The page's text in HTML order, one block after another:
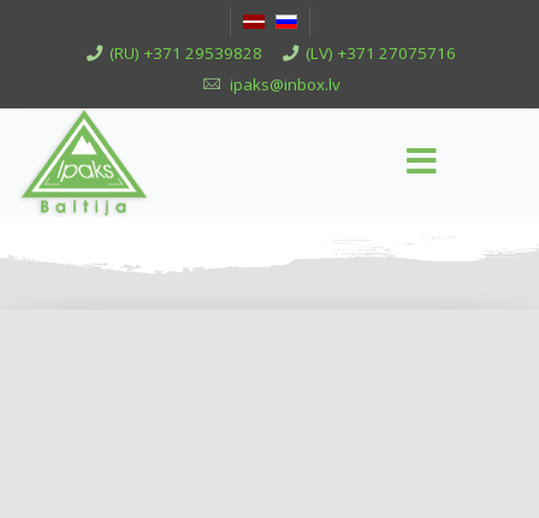
(RU) +371 29539828
(LV) +371 27075716
ipaks@inbox.lv